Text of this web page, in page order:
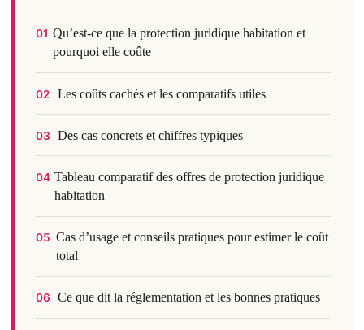
01 Qu’est‑ce que la protection juridique habitation et
pourquoi elle coûte
02 Les coûts cachés et les comparatifs utiles
03 Des cas concrets et chiffres typiques
04 Tableau comparatif des offres de protection juridique
habitation
05 Cas d’usage et conseils pratiques pour estimer le coût
total
06 Ce que dit la réglementation et les bonnes pratiques